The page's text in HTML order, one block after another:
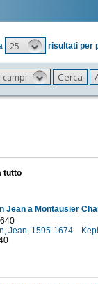
25 risultati per
campi
tutto
Jean a Montausier
Jean, 1595-1674